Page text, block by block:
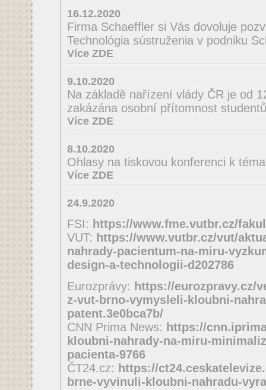
16.12.2020
Firma Schaeffler si Vás dovoluje
Technológia sústruženia v podniku
Více ZDE
9.10.2020
Na základě nařízení vlády ČR je od
zakázána osobní přítomnost
Více ZDE
8.10.2020
Ohlasy na tiskovou konferenci k
Více ZDE
24.9.2020
FSI: https://www.fme.vutbr.cz/
VUT: https://www.vutbr.cz/vut/
nahrady-pacientum-na-miru-
design-a-technologii-d202786
Eurozprávy: https://eurozpravy.cz/
z-vut-brno-vymysleli-kloubni-
patent.3e0bca7b/
CNN Prima News: https://
kloubni-nahrady-na-miru-
pacienta-9766
ČT24.cz: https://
brne-vyvinuli-kloubni-nahradu-